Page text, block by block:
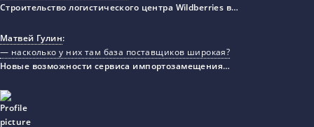
Строительство логистического центра Wildberries в…
Матвей Гулин:
— насколько у них там база поставщиков широкая?
Новые возможности сервиса импортозамещения…